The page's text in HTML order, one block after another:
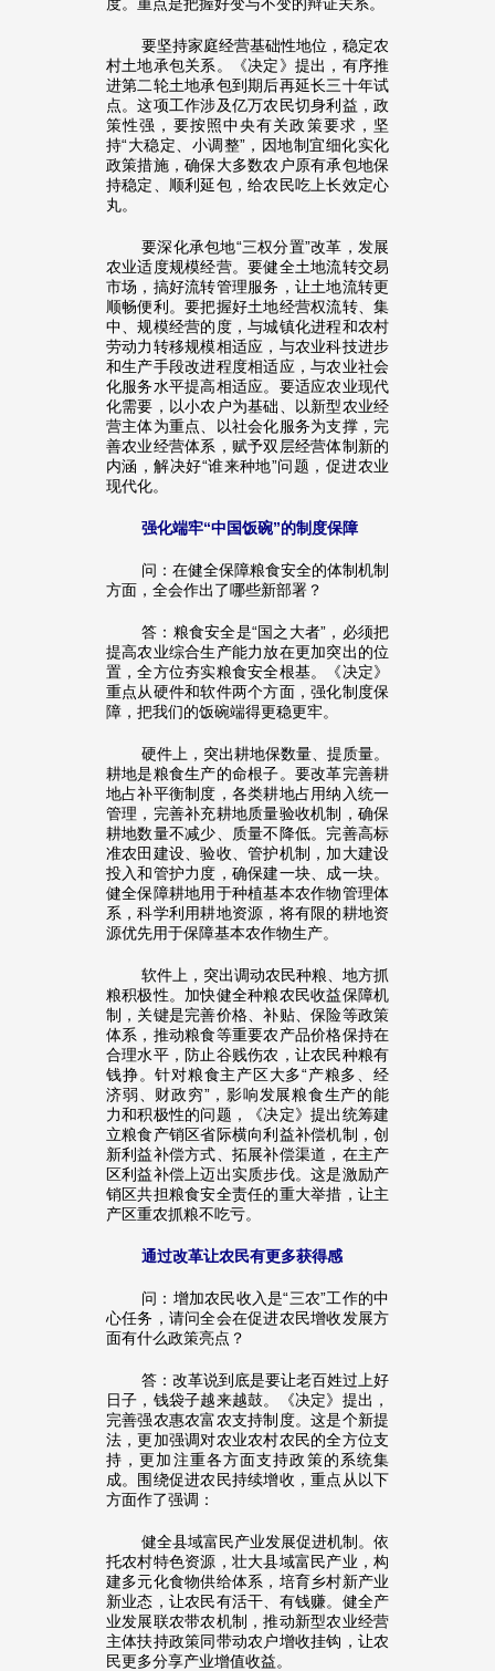
要坚持家庭经营基础性地位，稳定农
村土地承包关系。《决定》提出，有序推
进第二轮土地承包到期后再延长三十年试
点。这项工作涉及亿万农民切身利益，政
策性强，要按照中央有关政策要求，坚
持“大稳定、小调整”，因地制宜细化实化
政策措施，确保大多数农户原有承包地保
持稳定、顺利延包，给农民吃上长效定心
丸。
要深化承包地“三权分置”改革，发展
农业适度规模经营。要健全土地流转交易
市场，搞好流转管理服务，让土地流转更
顺畅便利。要把握好土地经营权流转、集
中、规模经营的度，与城镇化进程和农村
劳动力转移规模相适应，与农业科技进步
和生产手段改进程度相适应，与农业社会
化服务水平提高相适应。要适应农业现代
化需要，以小农户为基础、以新型农业经
营主体为重点、以社会化服务为支撑，完
善农业经营体系，赋予双层经营体制新的
内涵，解决好“谁来种地”问题，促进农业
现代化。
强化端牢“中国饭碗”的制度保障
问：在健全保障粮食安全的体制机制
方面，全会作出了哪些新部署？
答：粮食安全是“国之大者”，必须把
提高农业综合生产能力放在更加突出的位
置，全方位夯实粮食安全根基。《决定》
重点从硬件和软件两个方面，强化制度保
障，把我们的饭碗端得更稳更牢。
硬件上，突出耕地保数量、提质量。
耕地是粮食生产的命根子。要改革完善耕
地占补平衡制度，各类耕地占用纳入统一
管理，完善补充耕地质量验收机制，确保
耕地数量不减少、质量不降低。完善高标
准农田建设、验收、管护机制，加大建设
投入和管护力度，确保建一块、成一块。
健全保障耕地用于种植基本农作物管理体
系，科学利用耕地资源，将有限的耕地资
源优先用于保障基本农作物生产。
软件上，突出调动农民种粮、地方抓
粮积极性。加快健全种粮农民收益保障机
制，关键是完善价格、补贴、保险等政策
体系，推动粮食等重要农产品价格保持在
合理水平，防止谷贱伤农，让农民种粮有
钱挣。针对粮食主产区大多“产粮多、经
济弱、财政穷”，影响发展粮食生产的能
力和积极性的问题，《决定》提出统筹建
立粮食产销区省际横向利益补偿机制，创
新利益补偿方式、拓展补偿渠道，在主产
区利益补偿上迈出实质步伐。这是激励产
销区共担粮食安全责任的重大举措，让主
产区重农抓粮不吃亏。
通过改革让农民有更多获得感
问：增加农民收入是“三农”工作的中
心任务，请问全会在促进农民增收发展方
面有什么政策亮点？
答：改革说到底是要让老百姓过上好
日子，钱袋子越来越鼓。《决定》提出，
完善强农惠农富农支持制度。这是个新提
法，更加强调对农业农村农民的全方位支
持，更加注重各方面支持政策的系统集
成。围绕促进农民持续增收，重点从以下
方面作了强调：
健全县域富民产业发展促进机制。依
托农村特色资源，壮大县域富民产业，构
建多元化食物供给体系，培育乡村新产业
新业态，让农民有活干、有钱赚。健全产
业发展联农带农机制，推动新型农业经营
主体扶持政策同带动农户增收挂钩，让农
民更多分享产业增值收益。